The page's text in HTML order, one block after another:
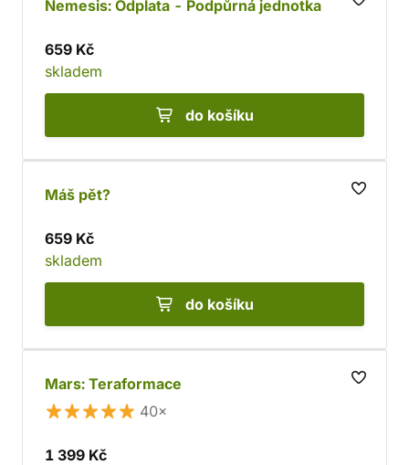
Nemesis: Odplata - Podpůrná jednotka
659 Kč
skladem
do košíku
Máš pět?
659 Kč
skladem
do košíku
Mars: Teraformace
40×
1 399 Kč